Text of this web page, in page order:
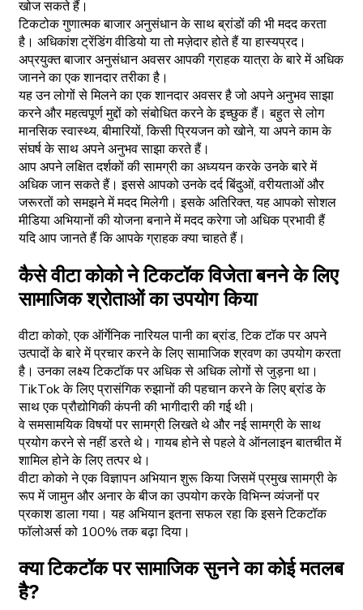
खोज सकते हैं।
टिकटोक गुणात्मक बाजार अनुसंधान के साथ ब्रांडों की भी मदद करता
है। अधिकांश ट्रेंडिंग वीडियो या तो मज़ेदार होते हैं या हास्यप्रद।
अप्रयुक्त बाजार अनुसंधान अवसर आपकी ग्राहक यात्रा के बारे में अधिक
जानने का एक शानदार तरीका है।
यह उन लोगों से मिलने का एक शानदार अवसर है जो अपने अनुभव साझा
करने और महत्वपूर्ण मुद्दों को संबोधित करने के इच्छुक हैं। बहुत से लोग
मानसिक स्वास्थ्य, बीमारियों, किसी प्रियजन को खोने, या अपने काम के
संघर्ष के साथ अपने अनुभव साझा करते हैं।
आप अपने लक्षित दर्शकों की सामग्री का अध्ययन करके उनके बारे में
अधिक जान सकते हैं। इससे आपको उनके दर्द बिंदुओं, वरीयताओं और
जरूरतों को समझने में मदद मिलेगी। इसके अतिरिक्त, यह आपको सोशल
मीडिया अभियानों की योजना बनाने में मदद करेगा जो अधिक प्रभावी हैं
यदि आप जानते हैं कि आपके ग्राहक क्या चाहते हैं।
कैसे वीटा कोको ने टिकटॉक विजेता बनने के लिए
सामाजिक श्रोताओं का उपयोग किया
वीटा कोको, एक ऑर्गेनिक नारियल पानी का ब्रांड, टिक टॉक पर अपने
उत्पादों के बारे में प्रचार करने के लिए सामाजिक श्रवण का उपयोग करता
है। उनका लक्ष्य टिकटॉक पर अधिक से अधिक लोगों से जुड़ना था।
TikTok के लिए प्रासंगिक रुझानों की पहचान करने के लिए ब्रांड के
साथ एक प्रौद्योगिकी कंपनी की भागीदारी की गई थी।
वे समसामयिक विषयों पर सामग्री लिखते थे और नई सामग्री के साथ
प्रयोग करने से नहीं डरते थे। गायब होने से पहले वे ऑनलाइन बातचीत में
शामिल होने के लिए तत्पर थे।
वीटा कोको ने एक विज्ञापन अभियान शुरू किया जिसमें प्रमुख सामग्री के
रूप में जामुन और अनार के बीज का उपयोग करके विभिन्न व्यंजनों पर
प्रकाश डाला गया। यह अभियान इतना सफल रहा कि इसने टिकटॉक
फॉलोअर्स को 100% तक बढ़ा दिया।
क्या टिकटॉक पर सामाजिक सुनने का कोई मतलब
है?